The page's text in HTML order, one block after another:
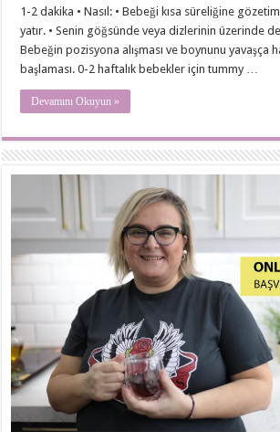
1-2 dakika • Nasıl: • Bebeği kısa süreliğine
yatır. • Senin göğsünde veya dizlerinin üzerinde
Bebeğin pozisyona alışması ve boynunu yavaşça
başlaması. 0-2 haftalık bebekler için tummy …
Devamını Okuyun »